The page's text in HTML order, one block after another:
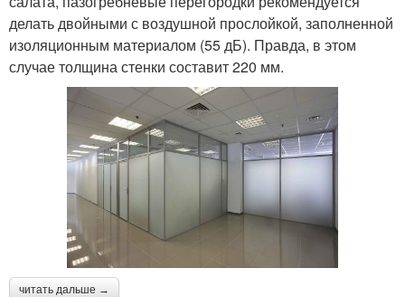
делать двойными с воздушной прослойкой, заполненной
изоляционным материалом (55 дБ). Правда, в этом
случае толщина стенки составит 220 мм.
читать дальше →